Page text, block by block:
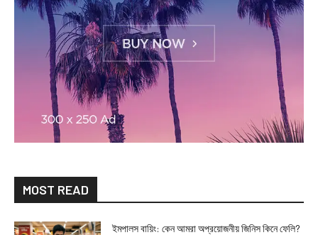
MOST READ
ইমপালস বায়িং: কেন আমরা অপ্রয়োজনীয় জিনিস কিনে ফেলি?